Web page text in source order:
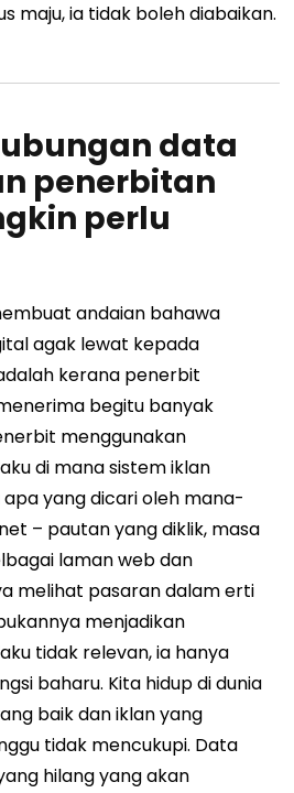
maju, ia tidak boleh diabaikan.
data
penerbitan
perlu
andaian bahawa
agak lewat kepada
kerana penerbit
begitu banyak
menggunakan
di mana sistem iklan
yang dicari oleh mana-
– pautan yang diklik, masa
laman web dan
melihat pasaran dalam erti
menjadikan
tidak relevan, ia hanya
baharu. Kita hidup di dunia
baik dan iklan yang
tidak mencukupi. Data
hilang yang akan